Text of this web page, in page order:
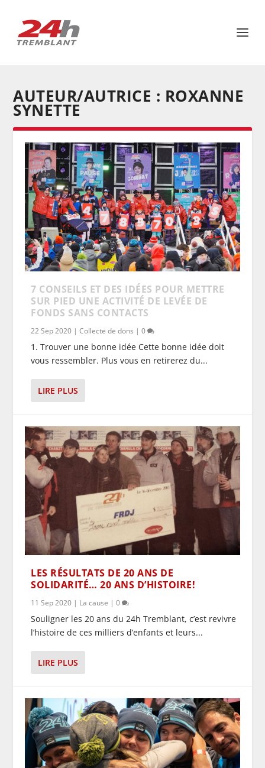
AUTEUR/AUTRICE : ROXANNE
SYNETTE
7 CONSEILS ET DES IDÉES POUR METTRE
SUR PIED UNE ACTIVITÉ DE LEVÉE DE
FONDS SANS CONTACTS
22 Sep 2020 |Collecte de dons |0
1. Trouver une bonne idée Cette bonne idée doit
vous ressembler. Plus vous en retirerez du...
LIRE PLUS
LES RÉSULTATS DE 20 ANS DE
SOLIDARITÉ… 20 ANS D’HISTOIRE!
11 Sep 2020 | La cause |0
Souligner les 20 ans du 24h Tremblant, c’est revivre
l’histoire de ces milliers d’enfants et leurs...
LIRE PLUS